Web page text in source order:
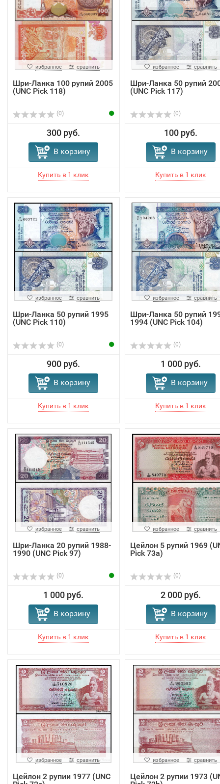
избранное сравнить
Шри-Ланка 100 рупий 2005
(UNC Pick 118)
(0)
300 руб.
В корзину
избранное сравнить
Шри-Ланка 50 рупий
(UNC Pick 117)
(0)
100 руб.
В корзину
избранное сравнить
Шри-Ланка 50 рупий 1995
(UNC Pick 110)
(0)
900 руб.
В корзину
избранное сравнить
Шри-Ланка 50 рупий
1994 (UNC Pick 104)
(0)
1 000 руб.
В корзину
избранное сравнить
Шри-Ланка 20 рупий 1988-
1990 (UNC Pick 97)
(0)
1 000 руб.
В корзину
избранное сравнить
Цейлон 5 рупий 1969
Pick 73a)
(0)
2 000 руб.
В корзину
избранное сравнить
Цейлон 2 рупии 1977 (UNC
избранное сравнить
Цейлон 2 рупии 1973